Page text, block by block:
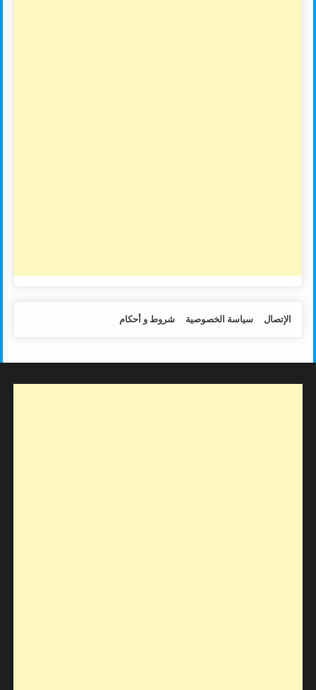
الإتصال سياسة الخصوصية شروط و أحكام